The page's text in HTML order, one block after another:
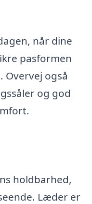
når dine
pasformen
Overvej også
og god
holdbarhed,
Læder er